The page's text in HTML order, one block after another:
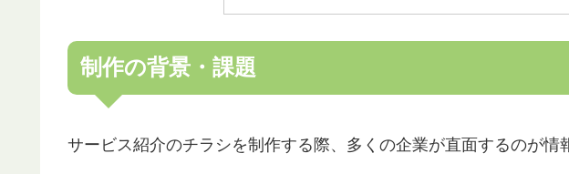
制作の背景・課題
サービス紹介のチラシを制作する際、多くの企業が直面するのが情